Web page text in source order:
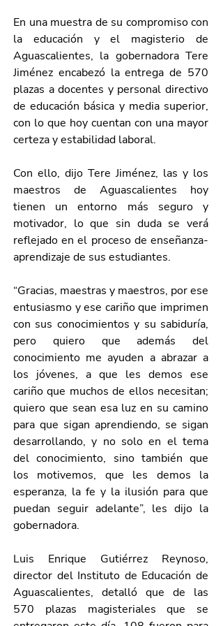
En una muestra de su compromiso con
la educación y el magisterio de
Aguascalientes, la gobernadora Tere
Jiménez encabezó la entrega de 570
plazas a docentes y personal directivo
de educación básica y media superior,
con lo que hoy cuentan con una mayor
certeza y estabilidad laboral.
Con ello, dijo Tere Jiménez, las y los
maestros de Aguascalientes hoy
tienen un entorno más seguro y
motivador, lo que sin duda se verá
reflejado en el proceso de enseñanza-
aprendizaje de sus estudiantes.
“Gracias, maestras y maestros, por ese
entusiasmo y ese cariño que imprimen
con sus conocimientos y su sabiduría,
pero quiero que además del
conocimiento me ayuden a abrazar a
los jóvenes, a que les demos ese
cariño que muchos de ellos necesitan;
quiero que sean esa luz en su camino
para que sigan aprendiendo, se sigan
desarrollando, y no solo en el tema
del conocimiento, sino también que
los motivemos, que les demos la
esperanza, la fe y la ilusión para que
puedan seguir adelante”, les dijo la
gobernadora.
Luis Enrique Gutiérrez Reynoso,
director del Instituto de Educación de
Aguascalientes, detalló que de las
570 plazas magisteriales que se